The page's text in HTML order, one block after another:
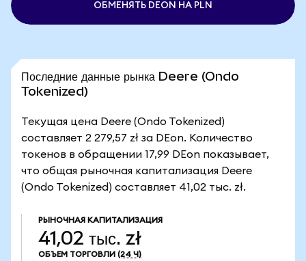
ОБМЕНЯТЬ DEON НА PLN
Последние данные рынка Deere (Ondo
Tokenized)
Текущая цена Deere (Ondo Tokenized)
составляет 2 279,57 zł за DEon. Количество
токенов в обращении 17,99 DEon показывает,
что общая рыночная капитализация Deere
(Ondo Tokenized) составляет 41,02 тыс. zł.
РЫНОЧНАЯ КАПИТАЛИЗАЦИЯ
41,02 тыс. zł
ОБЪЕМ ТОРГОВЛИ (24 Ч)